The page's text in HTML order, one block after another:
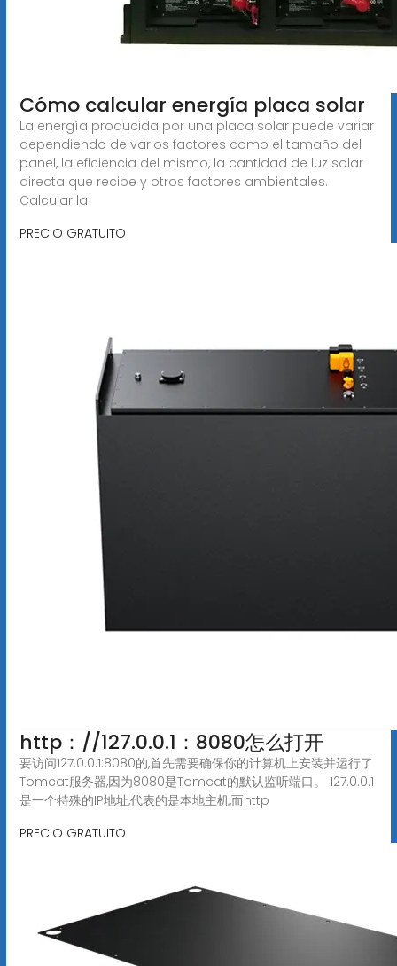
Cómo calcular energía placa solar
La energía producida por una placa solar puede variar
dependiendo de varios factores como el tamaño del
panel, la eficiencia del mismo, la cantidad de luz solar
directa que recibe y otros factores ambientales.
Calcular la
PRECIO GRATUITO
http：//127.0.0.1：8080怎么打开
要访问127.0.0.1:8080的,首先需要确保你的计算机上安装并运行了
Tomcat服务器,因为8080是Tomcat的默认监听端口。 127.0.0.1
是一个特殊的IP地址,代表的是本地主机,而http
PRECIO GRATUITO